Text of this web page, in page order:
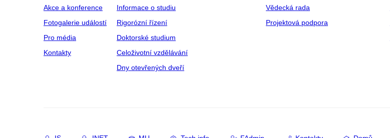
Akce a konference
Fotogalerie událostí
Pro média
Kontakty
Informace o studiu
Rigorózní řízení
Doktorské studium
Celoživotní vzdělávání
Dny otevřených dveří
Vědecká rada
Projektová podpora